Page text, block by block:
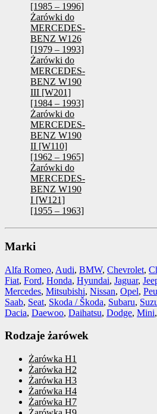
[1985 – 1996]
Żarówki do
MERCEDES-
BENZ W126
[1979 – 1993]
Żarówki do
MERCEDES-
BENZ W190
III [W201]
[1984 – 1993]
Żarówki do
MERCEDES-
BENZ W190
II [W110]
[1962 – 1965]
Żarówki do
MERCEDES-
BENZ W190
I [W121]
[1955 – 1963]
Marki
Alfa Romeo, Audi, BMW, Chevrolet,
Fiat, Ford, Honda, Hyundai, Jaguar,
Mercedes, Mitsubishi, Nissan, Opel,
Saab, Seat, Skoda / Škoda, Subaru,
Dacia, Daewoo, Daihatsu, Dodge, Mini,
Rodzaje żarówek
Żarówka H1
Żarówka H2
Żarówka H3
Żarówka H4
Żarówka H7